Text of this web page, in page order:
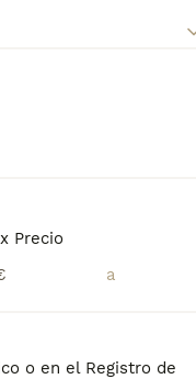
Precio
o en el Registro de
información sobre
Perros en
guarda tu
perfecto: